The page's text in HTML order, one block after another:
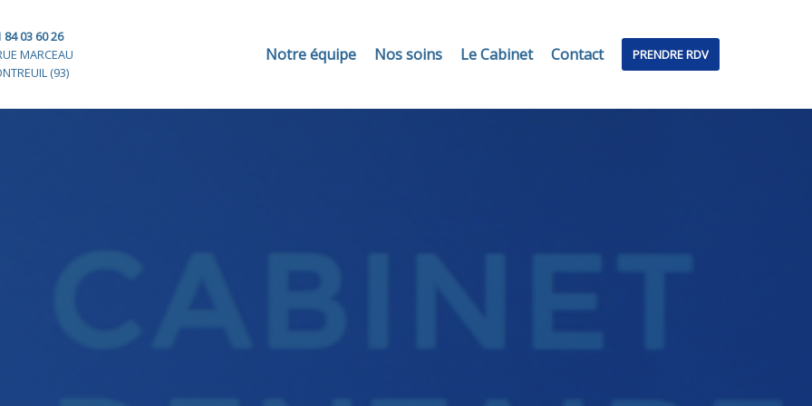
84 03 60 26
MARCEAU
(93)
Notre équipe Nos soins Le Cabinet Contact PRENDRE RDV